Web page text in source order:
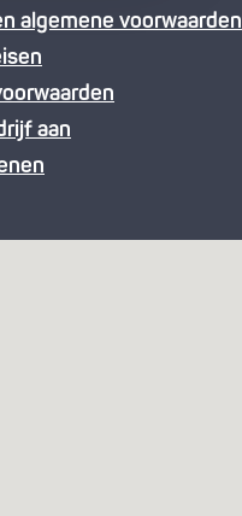
algemene voorwaarden
aan